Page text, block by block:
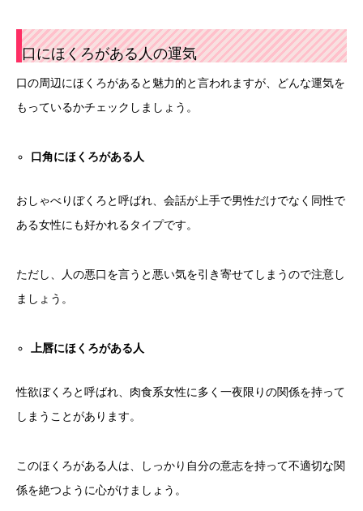
口にほくろがある人の運気
口の周辺にほくろがあると魅力的と言われますが、どんな運気を
もっているかチェックしましょう。
口角にほくろがある人
おしゃべりぼくろと呼ばれ、会話が上手で男性だけでなく同性で
ある女性にも好かれるタイプです。
ただし、人の悪口を言うと悪い気を引き寄せてしまうので注意し
ましょう。
上唇にほくろがある人
性欲ぼくろと呼ばれ、肉食系女性に多く一夜限りの関係を持って
しまうことがあります。
このほくろがある人は、しっかり自分の意志を持って不適切な関
係を絶つように心がけましょう。